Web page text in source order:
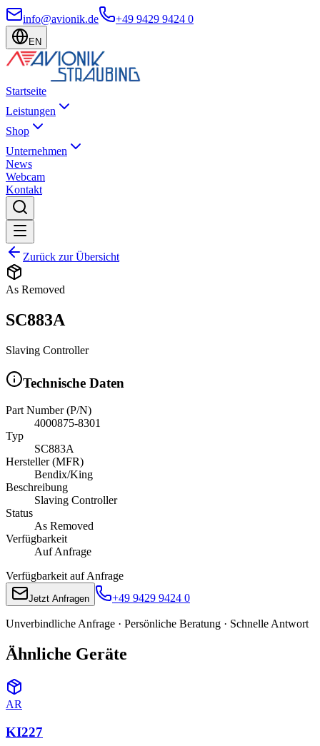
info@avionik.de +49 9429 9424 0
EN
Startseite
Leistungen
Shop
Unternehmen
News
Webcam
Kontakt
Zurück zur Übersicht
As Removed
SC883A
Slaving Controller
Technische Daten
Part Number (P/N)
4000875-8301
Typ
SC883A
Hersteller (MFR)
Bendix/King
Beschreibung
Slaving Controller
Status
As Removed
Verfügbarkeit
Auf Anfrage
Verfügbarkeit auf Anfrage
Jetzt Anfragen +49 9429 9424 0
Unverbindliche Anfrage · Persönliche Beratung · Schnelle Antwort
Ähnliche Geräte
AR
KI227